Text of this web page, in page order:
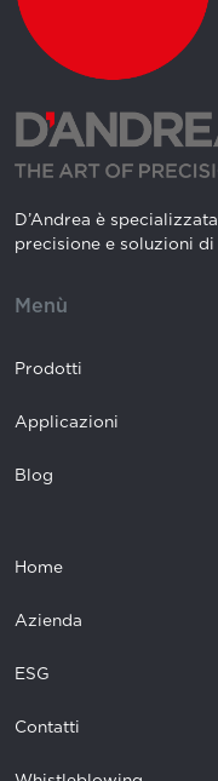
D’Andrea è
precisione e soluzioni
Menù
Prodotti
Applicazioni
Blog
Home
Azienda
ESG
Contatti